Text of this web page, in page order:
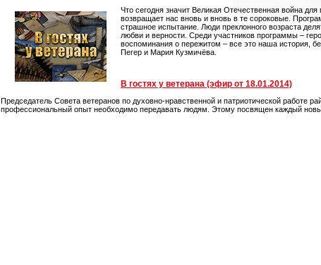
Что сегодня значит Великая Отечественная война
возвращает нас вновь и вновь в те сороковые.
страшное испытание. Люди преклонного возраста
любви и верности. Среди участников программы –
воспоминания о пережитом – все это наша история,
Пегер и Мария Кузмичёва.
В гостях у ветерана (эфир от 18.01.2014)
Председатель Совета ветеранов по духовно-нравственной и патриотической
профессиональный опыт необходимо передавать людям. Этому посвящен каждый